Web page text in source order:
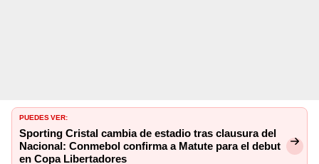
PUEDES VER:
Sporting Cristal cambia de estadio tras clausura del
Nacional: Conmebol confirma a Matute para el debut
en Copa Libertadores